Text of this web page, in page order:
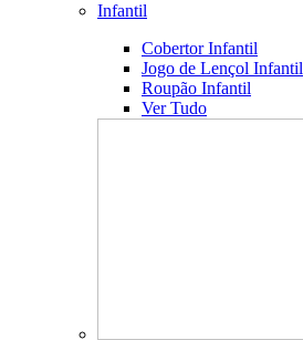
Infantil
Cobertor Infantil
Jogo de Lençol Infantil
Roupão Infantil
Ver Tudo